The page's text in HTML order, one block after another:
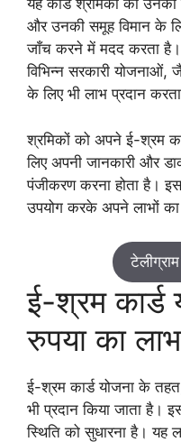
यह कार्ड श्रमिकों को उनकी
और उनकी समूह विमान के
जाँच करने में मदद करता
विभिन्न सरकारी योजनाओं,
के लिए भी लाभ प्रदान
श्रमिकों को अपने ई-श्रम
लिए अपनी जानकारी और
पंजीकरण करना होता है।
उपयोग करके अपने लाभों
ई-श्रम
रुपया का लाभ
ई-श्रम कार्ड योजना के
भी प्रदान किया जाता है।
स्थिति को सुधारना है। यह